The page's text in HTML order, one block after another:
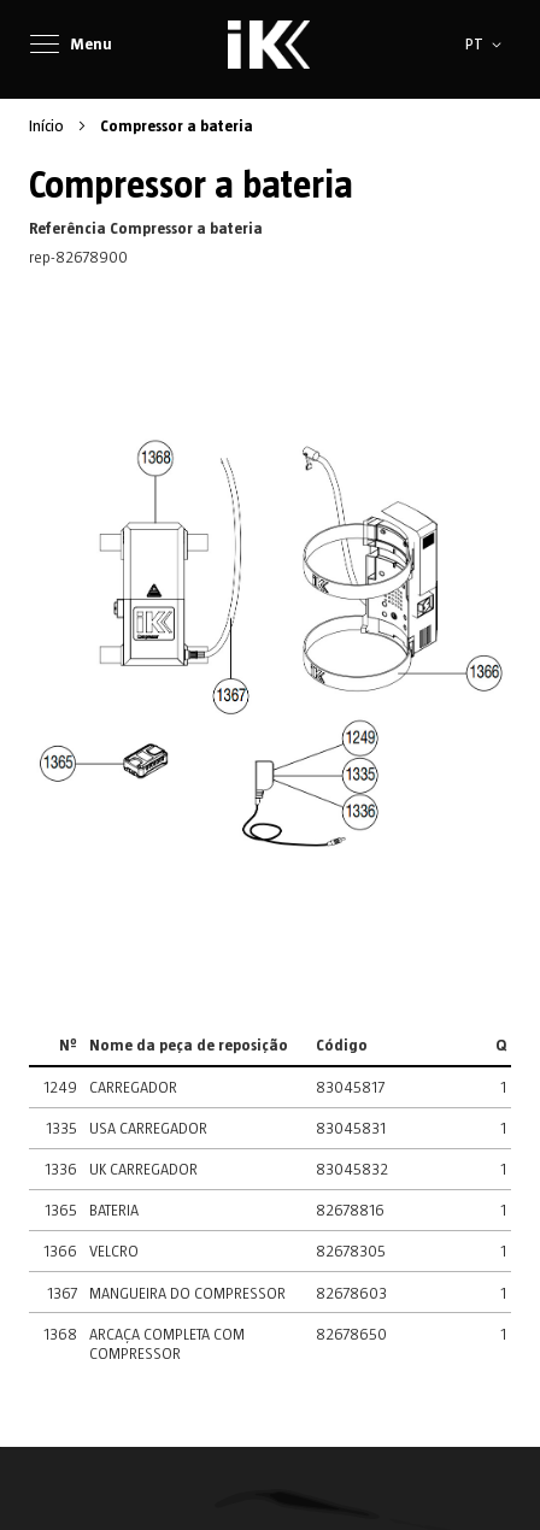
Menu Idioma
PT
Início Compressor a bateria
Compressor a bateria
Referência Compressor a bateria
rep-82678900
Nº Nome da peça de reposição Código Q
1249 CARREGADOR 83045817 1
1335 USA CARREGADOR 83045831 1
1336 UK CARREGADOR 83045832 1
1365 BATERIA 82678816 1
1366 VELCRO 82678305 1
1367 MANGUEIRA DO COMPRESSOR 82678603 1
1368
ARCAÇA COMPLETA COM
COMPRESSOR
82678650 1